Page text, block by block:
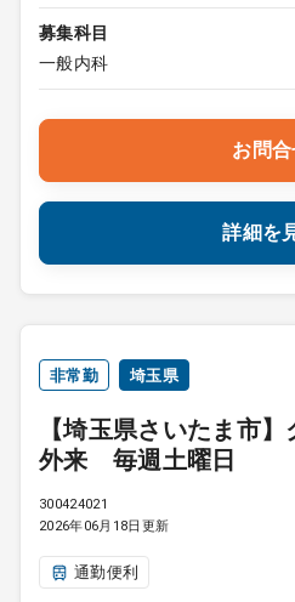
募集科目
一般内科
お問
詳細を
非常勤 埼玉県
【埼玉県さいたま市
外来 毎週土曜日
300424021
2026年06月18日更新
通勤便利